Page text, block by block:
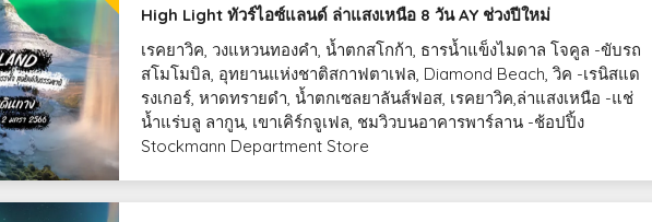
High Light ทัวร์ไอซ์แลนด์ ล่าแสงเหนือ 8 วัน AY ช่วงปีใหม่
เรคยาวิค, วงแหวนทองคำ, น้ำตกสโกก้า, ธารน้ำแข็งไมดาล โจคูล -ขับรถ
สโมโมบิล, อุทยานแห่งชาติสกาฟตาเฟล, Diamond Beach, วิค -เรนิสแด
รงเกอร์, หาดทรายดำ, น้ำตกเซลยาลันส์ฟอส, เรคยาวิค,ล่าแสงเหนือ -แช่
น้ำแร่บลู ลากูน, เขาเคิร์กจูเฟล, ชมวิวบนอาคารพาร์ลาน -ช้อปปิ้ง
Stockmann Department Store